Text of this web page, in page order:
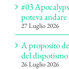
#03
poteva
27 Luglio 2026
A proposito
del
26 Luglio 2026